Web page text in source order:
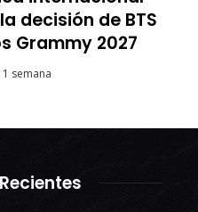
decisión de BTS
Grammy 2027
1 semana